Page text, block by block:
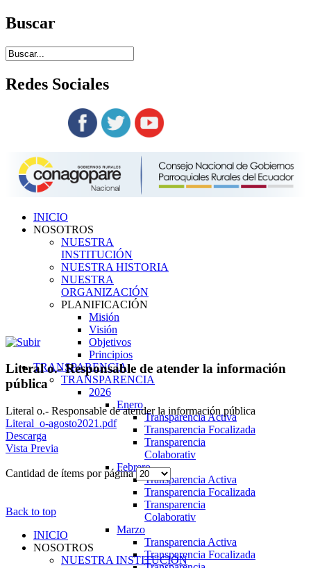
Buscar
Redes Sociales
INICIO
NOSOTROS
NUESTRA
INSTITUCIÓN
NUESTRA HISTORIA
NUESTRA
ORGANIZACIÓN
PLANIFICACIÓN
Misión
Visión
Objetivos
Principios
TRANSPARENCIA
TRANSPARENCIA
2026
Enero
Transparencia Activa
Transparencia Focalizada
Transparencia
Colaborativ
Febrero
Transparencia Activa
Transparencia Focalizada
Transparencia
Colaborativ
Marzo
Transparencia Activa
Transparencia Focalizada
Literal o.- Responsable de atender la información
pública
Literal o.- Responsable de atender la información pública
Literal_o-agosto2021.pdf
Descarga
Vista Previa
Cantidad de ítems por página
Back to top
INICIO
NOSOTROS
NUESTRA INSTITUCIÓN